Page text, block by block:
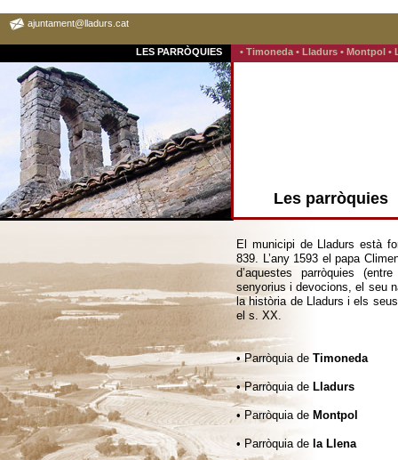
ajuntament@lladurs.cat
LES PARRÒQUIES • Timoneda • Lladurs • Montpol •
Les parròquies
El municipi de Lladurs està
839. L’any 1593 el papa
d’aquestes parròquies
senyorius i devocions, el seu
la història de Lladurs i els
el s. XX.
• Parròquia de Timoneda
• Parròquia de Lladurs
• Parròquia de Montpol
• Parròquia de la Llena